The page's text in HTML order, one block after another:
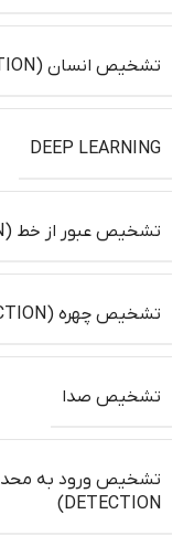
تشخیص انسان (HUMAN BODY DETECTION)
DEEP LEARNING
تشخیص عبور از خط (CROSSLINE DETECTION)
تشخیص چهره (FACE DECTECTION)
تشخیص صدا
DETECTION)